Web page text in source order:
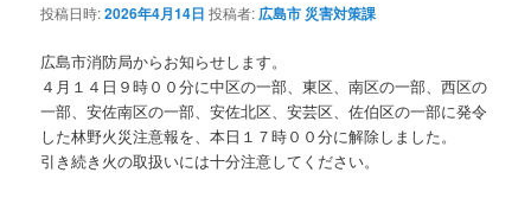
投稿日時:2026年4月14日 投稿者: 広島市 災害対策課
広島市消防局からお知らせします。
４月１４日９時００分に中区の一部、東区、南区の一部、西区の
一部、安佐南区の一部、安佐北区、安芸区、佐伯区の一部に発令
した林野火災注意報を、本日１７時００分に解除しました。
引き続き火の取扱いには十分注意してください。